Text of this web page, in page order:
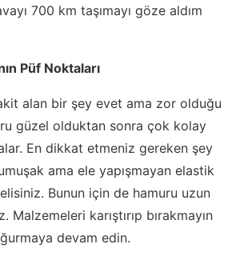
700 km taşımayı göze aldım
Püf Noktaları
alan bir şey evet ama zor olduğu
güzel olduktan sonra çok kolay
En dikkat etmeniz gereken şey
ama ele yapışmayan elastik
Bunun için de hamuru uzun
Malzemeleri karıştırıp bırakmayın
devam edin.